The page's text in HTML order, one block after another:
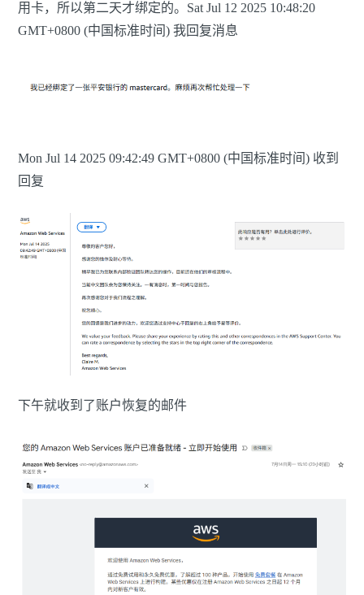
用卡，所以第二天才绑定的。Sat Jul 12 2025 10:48:20
GMT+0800 (中国标准时间) 我回复消息
Mon Jul 14 2025 09:42:49 GMT+0800 (中国标准时间) 收到
回复
下午就收到了账户恢复的邮件